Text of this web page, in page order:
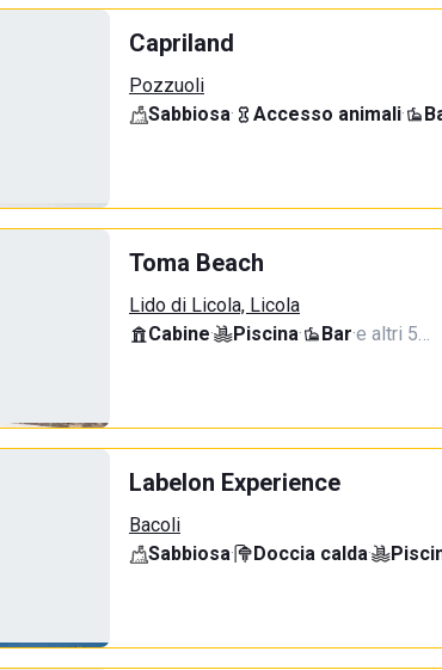
Capriland
Pozzuoli
Sabbiosa· Accesso animali·
Toma Beach
Lido di Licola, Licola
Cabine· Piscina· Bar·e altri 5…
Labelon Experience
Bacoli
Sabbiosa· Doccia calda·